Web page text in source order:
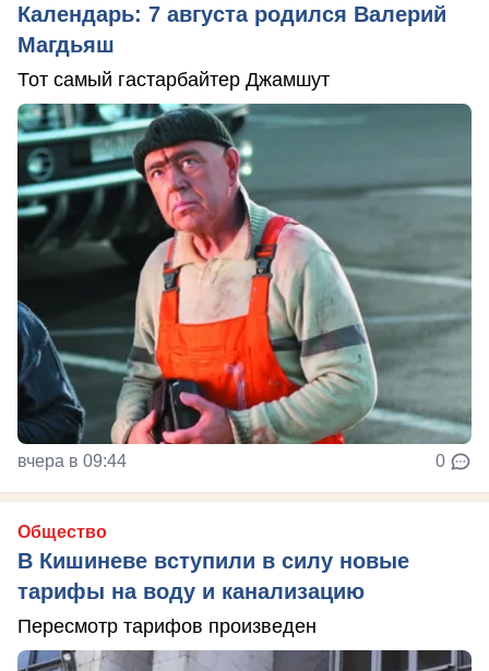
Календарь: 7 августа родился Валерий
Магдьяш
Тот самый гастарбайтер Джамшут
вчера в 09:44 0
Общество
В Кишиневе вступили в силу новые
тарифы на воду и канализацию
Пересмотр тарифов произведен